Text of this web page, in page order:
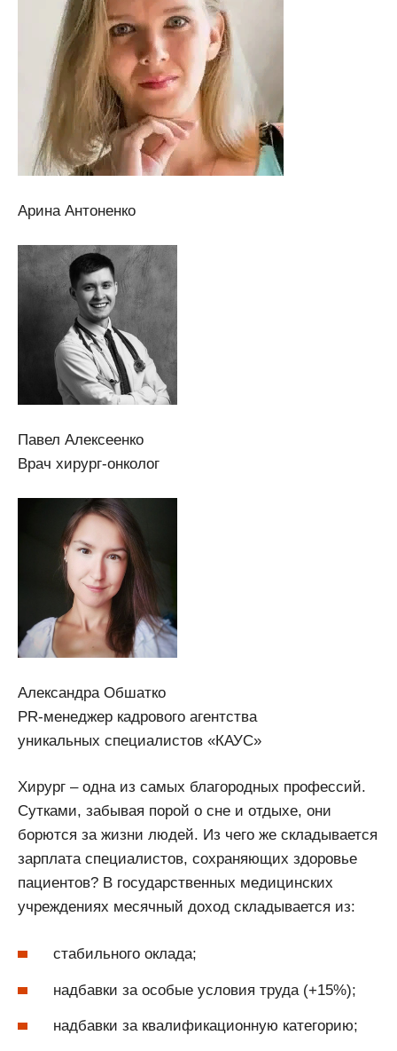
Арина Антоненко
Павел Алексеенко
Врач хирург-онколог
Александра Обшатко
PR-менеджер кадрового агентства
уникальных специалистов «КАУС»
Хирург – одна из самых благородных профессий.
Сутками, забывая порой о сне и отдыхе, они
борются за жизни людей. Из чего же складывается
зарплата специалистов, сохраняющих здоровье
пациентов? В государственных медицинских
учреждениях месячный доход складывается из:
стабильного оклада;
надбавки за особые условия труда (+15%);
надбавки за квалификационную категорию;